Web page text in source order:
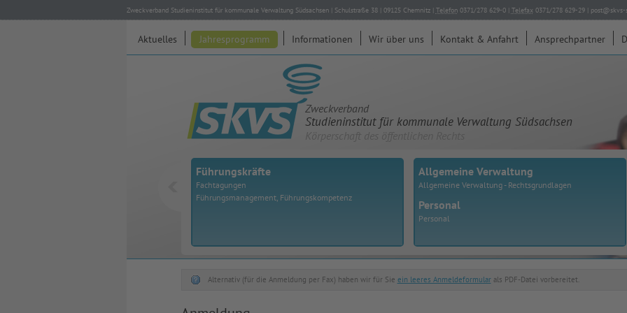
Zweckverband Studieninstitut für kommunale Verwaltung Südsachsen| Schulstraße 38| 09125 Chemnitz| Telefon 0371/278 629-0| Telefax 0371/278 629-29| post@skvs-
Aktuelles Jahresprogramm Informationen Wir über uns Kontakt & Anfahrt Ansprechpartner
Zweckverband
Studieninstitut für kommunale Verwaltung Südsachsen
Körperschaft des öffentlichen Rechts
Führungskräfte
Fachtagungen
Führungsmanagement, Führungskompetenz
Allgemeine Verwaltung
Allgemeine Verwaltung - Rechtsgrundlagen
Personal
Personal
Alternativ (für die Anmeldung per Fax) haben wir für Sie ein leeres Anmeldeformularals PDF-Datei vorbereitet.